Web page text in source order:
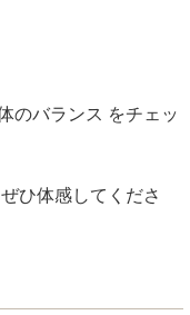
のバランス をチェッ
ひ体感してくださ